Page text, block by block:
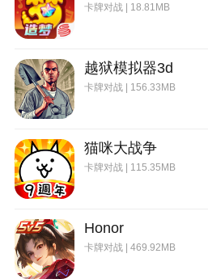
卡牌对战 | 18.81MB
越狱模拟器3d
卡牌对战 | 156.33MB
猫咪大战争
卡牌对战 | 115.35MB
Honor
卡牌对战 | 469.92MB